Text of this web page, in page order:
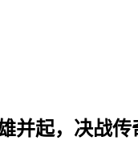
并起，决战传